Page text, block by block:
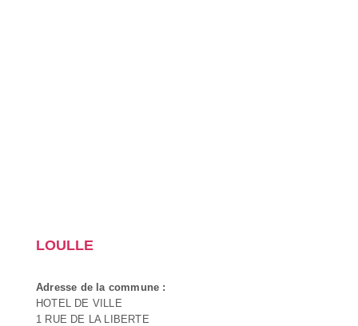
LOULLE
Adresse de la commune :
HOTEL DE VILLE
1 RUE DE LA LIBERTE